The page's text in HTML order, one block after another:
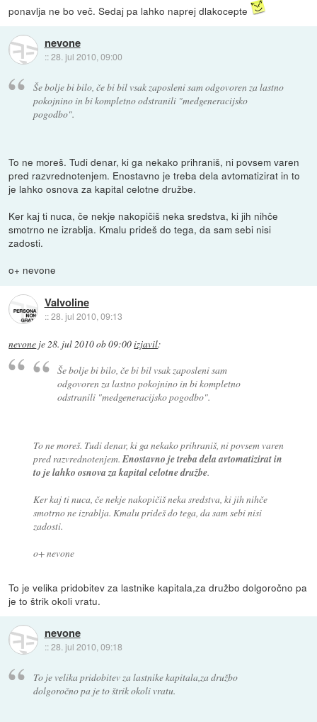
ponavlja ne bo več. Sedaj pa lahko naprej dlakocepte
nevone
::28. jul 2010, 09:00
Še bolje bi bilo, če bi bil vsak zaposleni sam odgovoren za lastno
pokojnino in bi kompletno odstranili "medgeneracijsko
pogodbo".
To ne moreš. Tudi denar, ki ga nekako prihraniš, ni povsem varen
pred razvrednotenjem. Enostavno je treba dela avtomatizirat in to
je lahko osnova za kapital celotne družbe.
Ker kaj ti nuca, če nekje nakopičiš neka sredstva, ki jih nihče
smotrno ne izrablja. Kmalu prideš do tega, da sam sebi nisi
zadosti.
o+ nevone
Valvoline
::28. jul 2010, 09:13
nevone je28. jul 2010 ob 09:00izjavil:
Še bolje bi bilo, če bi bil vsak zaposleni sam
odgovoren za lastno pokojnino in bi kompletno
odstranili "medgeneracijsko pogodbo".
To ne moreš. Tudi denar, ki ga nekako prihraniš, ni povsem varen
pred razvrednotenjem. Enostavno je treba dela avtomatizirat in
to je lahko osnova za kapital celotne družbe.
Ker kaj ti nuca, če nekje nakopičiš neka sredstva, ki jih nihče
smotrno ne izrablja. Kmalu prideš do tega, da sam sebi nisi
zadosti.
o+ nevone
To je velika pridobitev za lastnike kapitala,za družbo dolgoročno pa
je to štrik okoli vratu.
nevone
::28. jul 2010, 09:18
To je velika pridobitev za lastnike kapitala,za družbo
dolgoročno pa je to štrik okoli vratu.